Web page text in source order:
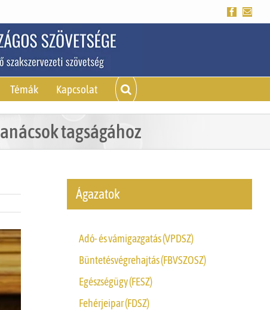
Facebook
Témák Kapcsolat
tagságához
Ágazatok
Adó- és vámigazgatás (VPDSZ)
Büntetésvégrehajtás (FBVSZOSZ)
Egészségügy (FESZ)
Fehérjeipar (FDSZ)